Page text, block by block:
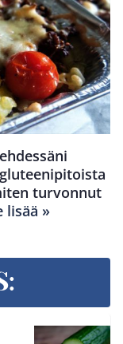
turvonnut
lisää »